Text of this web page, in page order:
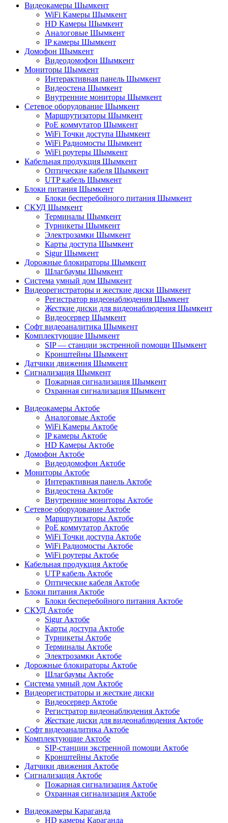
Видеокамеры Шымкент
WiFi Камеры Шымкент
HD Камеры Шымкент
Аналоговые Шымкент
IP камеры Шымкент
Домофон Шымкент
Видеодомофон Шымкент
Мониторы Шымкент
Интерактивная панель Шымкент
Видеостена Шымкент
Внутренние мониторы Шымкент
Сетевое оборудование Шымкент
Маршрутизаторы Шымкент
PoE коммутатор Шымкент
WiFi Точки доступа Шымкент
WiFi Радиомосты Шымкент
WiFi роутеры Шымкент
Кабельная продукция Шымкент
Оптические кабеля Шымкент
UTP кабель Шымкент
Блоки питания Шымкент
Блоки бесперебойного питания Шымкент
СКУД Шымкент
Терминалы Шымкент
Турникеты Шымкент
Электрозамки Шымкент
Карты доступа Шымкент
Sigur Шымкент
Дорожные блокираторы Шымкент
Шлагбаумы Шымкент
Система умный дом Шымкент
Видеорегистраторы и жесткие диски Шымкент
Регистратор видеонаблюдения Шымкент
Жесткие диски для видеонаблюдения Шымкент
Видеосервер Шымкент
Софт видеоаналитика Шымкент
Комплектующие Шымкент
SIP — станции экстренной помощи Шымкент
Кронштейны Шымкент
Датчики движения Шымкент
Сигнализация Шымкент
Пожарная сигнализация Шымкент
Охранная сигнализация Шымкент
Видеокамеры Актобе
Аналоговые Актобе
WiFi Камеры Актобе
IP камеры Актобе
HD Камеры Актобе
Домофон Актобе
Видеодомофон Актобе
Мониторы Актобе
Интерактивная панель Актобе
Видеостена Актобе
Внутренние мониторы Актобе
Сетевое оборудование Актобе
Маршрутизаторы Актобе
PoE коммутатор Актобе
WiFi Точки доступа Актобе
WiFi Радиомосты Актобе
WiFi роутеры Актобе
Кабельная продукция Актобе
UTP кабель Актобе
Оптические кабеля Актобе
Блоки питания Актобе
Блоки бесперебойного питания Актобе
СКУД Актобе
Sigur Актобе
Карты доступа Актобе
Турникеты Актобе
Терминалы Актобе
Электрозамки Актобе
Дорожные блокираторы Актобе
Шлагбаумы Актобе
Система умный дом Актобе
Видеорегистраторы и жесткие диски
Видеосервер Актобе
Регистратор видеонаблюдения Актобе
Жесткие диски для видеонаблюдения Актобе
Софт видеоаналитика Актобе
Комплектующие Актобе
SIP-станции экстренной помощи Актобе
Кронштейны Актобе
Датчики движения Актобе
Сигнализация Актобе
Пожарная сигнализация Актобе
Охранная сигнализация Актобе
Видеокамеры Караганда
HD камеры Караганда